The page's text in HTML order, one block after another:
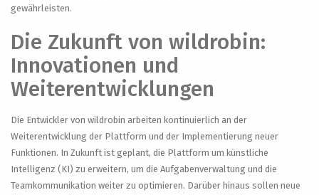
gewährleisten.
Die Zukunft von wildrobin:
Innovationen und
Weiterentwicklungen
Die Entwickler von wildrobin arbeiten kontinuierlich an der
Weiterentwicklung der Plattform und der Implementierung neuer
Funktionen. In Zukunft ist geplant, die Plattform um künstliche
Intelligenz (KI) zu erweitern, um die Aufgabenverwaltung und die
Teamkommunikation weiter zu optimieren. Darüber hinaus sollen neue